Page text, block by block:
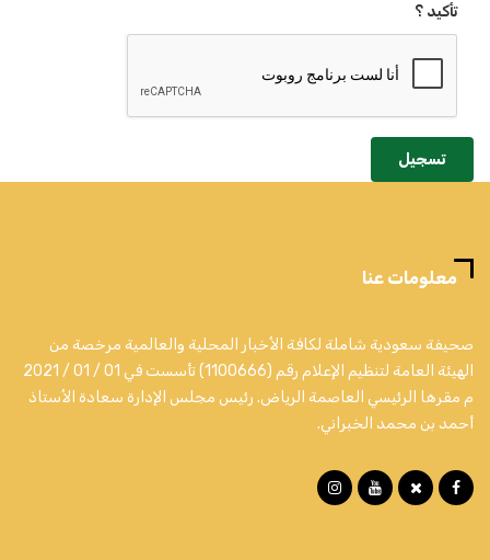
تأكيد ؟
تسجيل
معلومات عنا
صحيفة سعودية شاملة لكافة الأخبار المحلية والعالمية مرخصة من
الهيئة العامة لتنظيم الإعلام رقم (1100666) تأسست في 01 / 01 / 2021
م مقرها الرئيسي العاصمة الرياض. رئيس مجلس الإدارة سعادة الأستاذ
أحمد بن محمد الخبراني.